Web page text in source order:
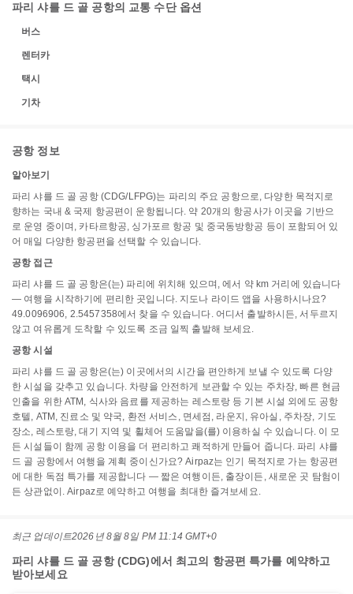
파리 샤를 드 골 공항의 교통 수단 옵션
버스
렌터카
택시
기차
공항 정보
알아보기
파리 샤를 드 골 공항 (CDG/LFPG)는 파리의 주요 공항으로, 다양한 목적지로
향하는 국내 & 국제 항공편이 운항됩니다. 약 20개의 항공사가 이곳을 기반으
로 운영 중이며, 카타르항공, 싱가포르 항공 및 중국동방항공 등이 포함되어 있
어 매일 다양한 항공편을 선택할 수 있습니다.
공항 접근
파리 샤를 드 골 공항은(는) 파리에 위치해 있으며, 에서 약 km 거리에 있습니다
— 여행을 시작하기에 편리한 곳입니다. 지도나 라이드 앱을 사용하시나요?
49.0096906, 2.5457358에서 찾을 수 있습니다. 어디서 출발하시든, 서두르지
않고 여유롭게 도착할 수 있도록 조금 일찍 출발해 보세요.
공항 시설
파리 샤를 드 골 공항은(는) 이곳에서의 시간을 편안하게 보낼 수 있도록 다양
한 시설을 갖추고 있습니다. 차량을 안전하게 보관할 수 있는 주차장, 빠른 현금
인출을 위한 ATM, 식사와 음료를 제공하는 레스토랑 등 기본 시설 외에도 공항
호텔, ATM, 진료소 및 약국, 환전 서비스, 면세점, 라운지, 유아실, 주차장, 기도
장소, 레스토랑, 대기 지역 및 휠체어 도움말을(를) 이용하실 수 있습니다. 이 모
든 시설들이 함께 공항 이용을 더 편리하고 쾌적하게 만들어 줍니다. 파리 샤를
드 골 공항에서 여행을 계획 중이신가요? Airpaz는 인기 목적지로 가는 항공편
에 대한 독점 특가를 제공합니다 — 짧은 여행이든, 출장이든, 새로운 곳 탐험이
든 상관없이. Airpaz로 예약하고 여행을 최대한 즐겨보세요.
최근 업데이트2026년 8월 8일 PM 11:14 GMT+0
파리 샤를 드 골 공항 (CDG)에서 최고의 항공편 특가를 예약하고
받아보세요